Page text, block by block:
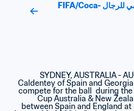
اذهب إلى التصنيف العالمي للرجال FIFA/Coca-